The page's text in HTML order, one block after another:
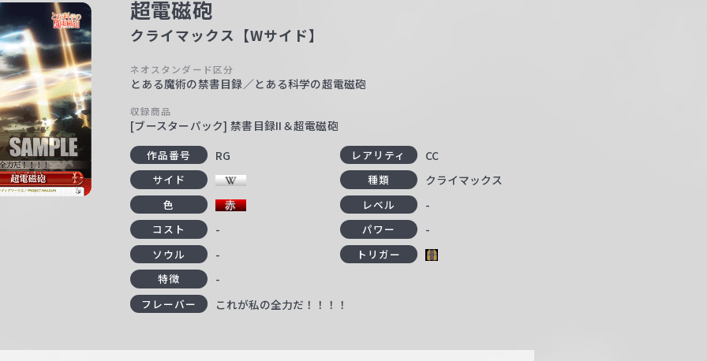
超電磁砲
クライマックス【Wサイド】
ネオスタンダード区分
とある魔術の禁書目録／とある科学の超電磁砲
収録商品
[ブースターパック] 禁書目録II＆超電磁砲
作品番号 RG レアリティ CC
サイド 種類 クライマックス
色 レベル -
コスト - パワー -
ソウル -
トリガー
特徴
-
フレーバー これが私の全力だ！！！！